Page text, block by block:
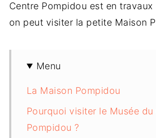
Centre Pompidou est en travaux
on peut visiter la petite Maison
Menu
La Maison Pompidou
Pourquoi visiter le Musée du
Pompidou ?